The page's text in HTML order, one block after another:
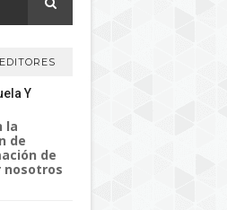
EDITORES
Y
la
de
de
nosotros